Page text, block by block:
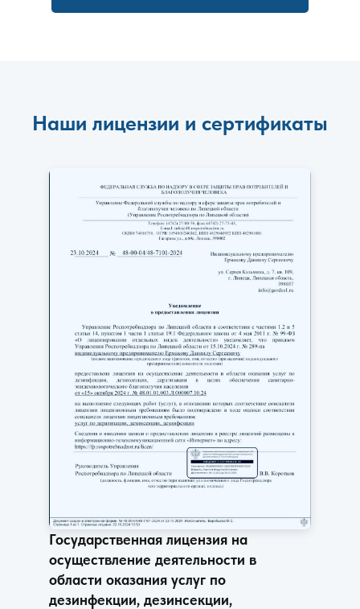
Наши лицензии и сертификаты
Государственная лицензия на
осуществление деятельности в
области оказания услуг по
дезинфекции, дезинсекции,